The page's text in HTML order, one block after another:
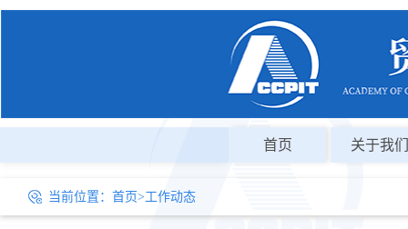
首页 关于我们
当前位置： 首页>工作动态